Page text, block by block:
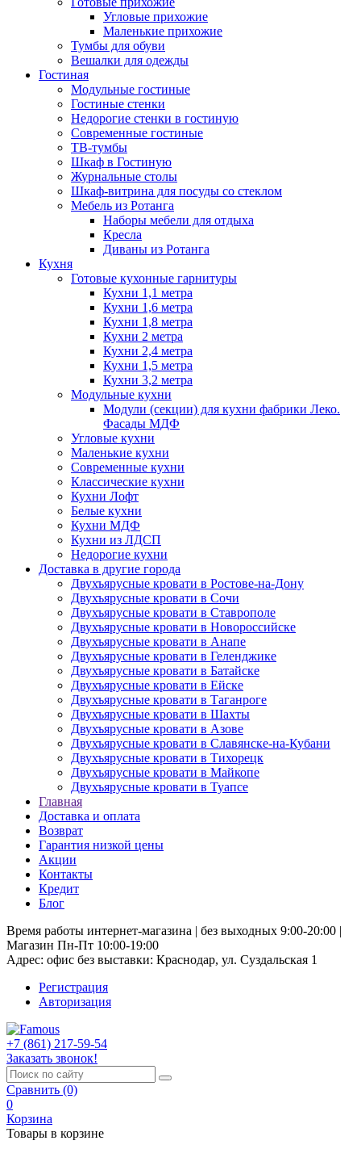
Угловые прихожие
Маленькие прихожие
Тумбы для обуви
Вешалки для одежды
Гостиная
Модульные гостиные
Гостиные стенки
Недорогие стенки в гостиную
Современные гостиные
ТВ-тумбы
Шкаф в Гостиную
Журнальные столы
Шкаф-витрина для посуды со стеклом
Мебель из Ротанга
Наборы мебели для отдыха
Кресла
Диваны из Ротанга
Кухня
Готовые кухонные гарнитуры
Кухни 1,1 метра
Кухни 1,6 метра
Кухни 1,8 метра
Кухни 2 метра
Кухни 2,4 метра
Кухни 1,5 метра
Кухни 3,2 метра
Модульные кухни
Модули (секции) для кухни фабрики Леко.
Фасады МДФ
Угловые кухни
Маленькие кухни
Современные кухни
Классические кухни
Кухни Лофт
Белые кухни
Кухни МДФ
Кухни из ЛДСП
Недорогие кухни
Доставка в другие города
Двухъярусные кровати в Ростове-на-Дону
Двухъярусные кровати в Сочи
Двухъярусные кровати в Ставрополе
Двухъярусные кровати в Новороссийске
Двухъярусные кровати в Анапе
Двухъярусные кровати в Геленджике
Двухъярусные кровати в Батайске
Двухъярусные кровати в Ейске
Двухъярусные кровати в Таганроге
Двухъярусные кровати в Шахты
Двухъярусные кровати в Азове
Двухъярусные кровати в Славянске-на-Кубани
Двухъярусные кровати в Тихорецк
Двухъярусные кровати в Майкопе
Двухъярусные кровати в Туапсе
Главная
Доставка и оплата
Возврат
Гарантия низкой цены
Акции
Контакты
Кредит
Блог
Время работы интернет-магазина | без выходных 9:00-20:00 |
Магазин Пн-Пт 10:00-19:00
Адрес: офис без выставки: Краснодар, ул. Суздальская 1
Регистрация
Авторизация
+7 (861) 217-59-54
Заказать звонок!
Сравнить (0)
0
Корзина
Товары в корзине